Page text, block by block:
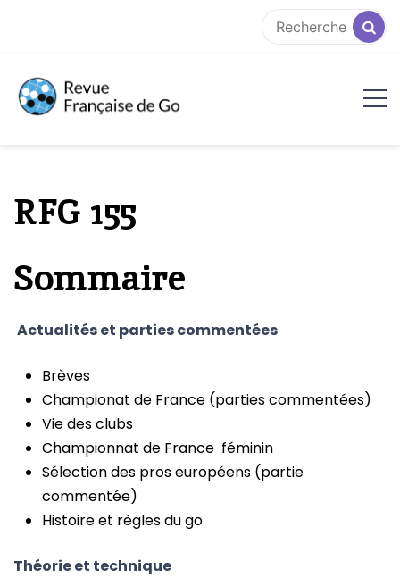
contenu
RFG 155
Sommaire
Actualités et parties commentées
Brèves
Championat de France (parties commentées)
Vie des clubs
Championnat de France féminin
Sélection des pros européens (partie
commentée)
Histoire et règles du go
Théorie et technique